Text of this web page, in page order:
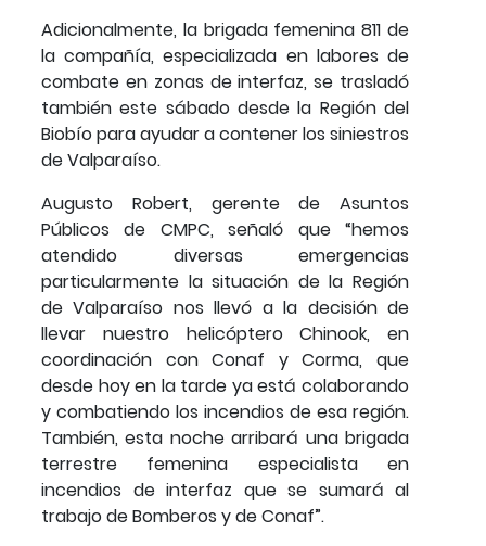
Adicionalmente, la brigada femenina 811 de
la compañía, especializada en labores de
combate en zonas de interfaz, se trasladó
también este sábado desde la Región del
Biobío para ayudar a contener los siniestros
de Valparaíso.
Augusto Robert, gerente de Asuntos
Públicos de CMPC, señaló que “hemos
atendido diversas emergencias
particularmente la situación de la Región
de Valparaíso nos llevó a la decisión de
llevar nuestro helicóptero Chinook, en
coordinación con Conaf y Corma, que
desde hoy en la tarde ya está colaborando
y combatiendo los incendios de esa región.
También, esta noche arribará una brigada
terrestre femenina especialista en
incendios de interfaz que se sumará al
trabajo de Bomberos y de Conaf”.